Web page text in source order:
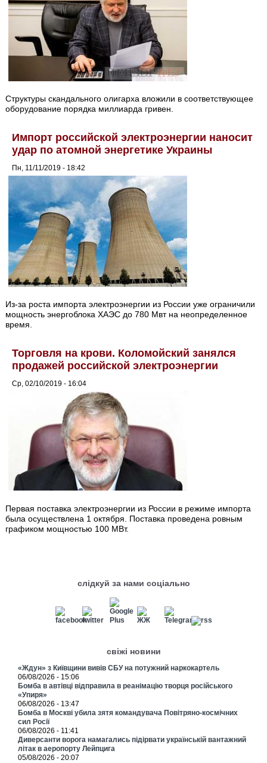
Структуры скандального олигарха вложили в соответствующее
оборудование порядка миллиарда гривен.
Импорт российской электроэнергии наносит
удар по атомной энергетике Украины
Пн, 11/11/2019 - 18:42
Из-за роста импорта электроэнергии из России уже ограничили
мощность энергоблока ХАЭС до 780 Мвт на неопределенное
время.
Торговля на крови. Коломойский занялся
продажей российской электроэнергии
Ср, 02/10/2019 - 16:04
Первая поставка электроэнергии из России в режиме импорта
была осуществлена 1 октября. Поставка проведена ровным
графиком мощностью 100 МВт.
слідкуй за нами соціально
свіжі новини
«Ждун» з Київщини вивів СБУ на потужний наркокартель
06/08/2026 - 15:06
Бомба в автівці відправила в реанімацію творця російського
«Упиря»
06/08/2026 - 13:47
Бомба в Москві убила зятя командувача Повітряно-космічних
сил Росії
06/08/2026 - 11:41
Диверсанти ворога намагались підірвати українській вантажний
літак в аеропорту Лейпцига
05/08/2026 - 20:07